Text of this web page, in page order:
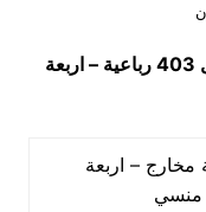
موديل 403 رباعية – اربعة
مخارج – اربعة
منسي